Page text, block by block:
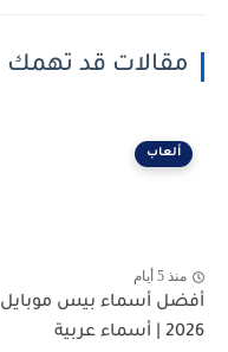
مقالات قد تهمك
ألعاب
منذ 5 أيام
أفضل أسماء بيس موبايل
2026 | أسماء عربية